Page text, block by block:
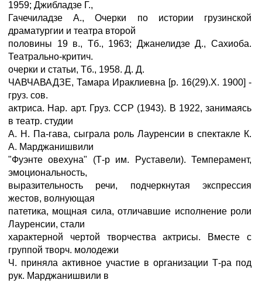
1959; Джибладзе Г.,
Гачечиладзе А., Очерки по истории грузинской
драматургии и театра второй
половины 19 в., Тб., 1963; Джанелидзе Д., Сахиоба.
Театрально-критич.
очерки и статьи, Тб., 1958. Д. Д.
ЧАВЧАВАДЗЕ, Тамара Ираклиевна [р. 16(29).X. 1900] -
груз. сов.
актриса. Нар. арт. Груз. ССР (1943). В 1922, занимаясь
в театр. студии
А. Н. Па-гава, сыграла роль Лауренсии в спектакле К.
А. Марджанишвили
"Фуэнте овехуна" (Т-р им. Руставели). Темперамент,
эмоциональность,
выразительность речи, подчеркнутая экспрессия
жестов, волнующая
патетика, мощная сила, отличавшие исполнение роли
Лауренсии, стали
характерной чертой творчества актрисы. Вместе с
группой творч. молодежи
Ч. приняла активное участие в организации Т-ра под
рук. Марджанишвили в